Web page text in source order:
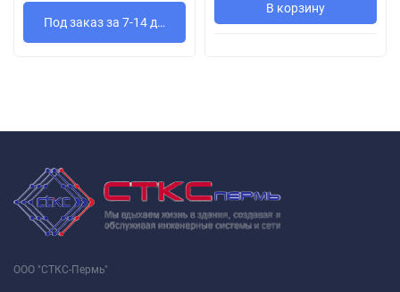
Под заказ за 7-14 дней
В корзину
ООО "СТКС-Пермь"